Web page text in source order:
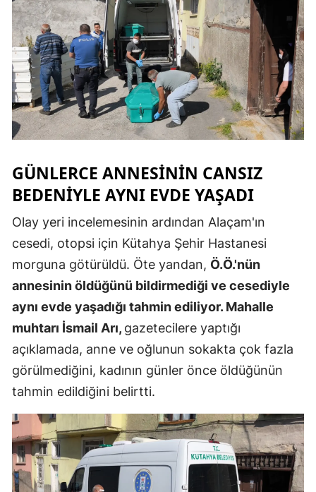
İzmir
Kars
Kastamonu
Kayseri
Kırklareli
Kocaeli
Kütahya
Malatya
Manisa
Mardin
Muş
Nevşehir
Niğde
GÜNLERCE ANNESİNİN CANSIZ
BEDENİYLE AYNI EVDE YAŞADI
Olay yeri incelemesinin ardından Alaçam'ın
cesedi, otopsi için Kütahya Şehir Hastanesi
morguna götürüldü. Öte yandan, Ö.Ö.'nün
annesinin öldüğünü bildirmediği ve cesediyle
aynı evde yaşadığı tahmin ediliyor. Mahalle
muhtarı İsmail Arı, gazetecilere yaptığı
açıklamada, anne ve oğlunun sokakta çok fazla
görülmediğini, kadının günler önce öldüğünün
tahmin edildiğini belirtti.